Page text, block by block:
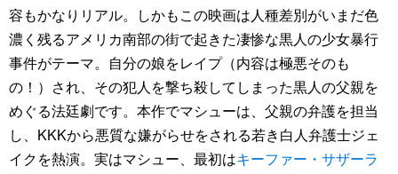
容もかなりリアル。しかもこの映画は人種差別がいまだ色
濃く残るアメリカ南部の街で起きた凄惨な黒人の少女暴行
事件がテーマ。自分の娘をレイプ（内容は極悪そのも
の！）され、その犯人を撃ち殺してしまった黒人の父親を
めぐる法廷劇です。本作でマシューは、父親の弁護を担当
し、KKKから悪質な嫌がらせをされる若き白人弁護士ジェ
イクを熱演。実はマシュー、最初はキーファー・サザーラ